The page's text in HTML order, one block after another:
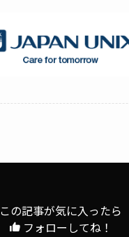
この記事が気に入ったら
フォローしてね！